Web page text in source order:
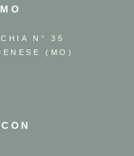
N° 35
(MO)